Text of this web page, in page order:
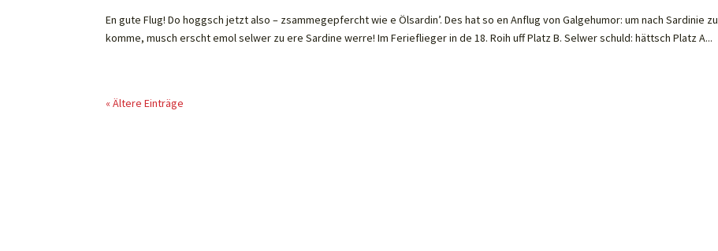
En gute Flug! Do hoggsch jetzt also – zsammegepfercht wie e Ölsardin’. Des hat so en Anflug von Galgehumor: um nach Sardinie zu
komme, musch erscht emol selwer zu ere Sardine werre! Im Ferieflieger in de 18. Roih uff Platz B. Selwer schuld: hättsch Platz A...
« Ältere Einträge